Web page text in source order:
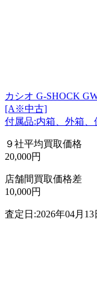
カシオ G-SHOCK
[A※中古]
付属品:内箱、外箱、
９社平均買取価格
20,000円
店舗間買取価格差
10,000円
査定日:2026年04月13